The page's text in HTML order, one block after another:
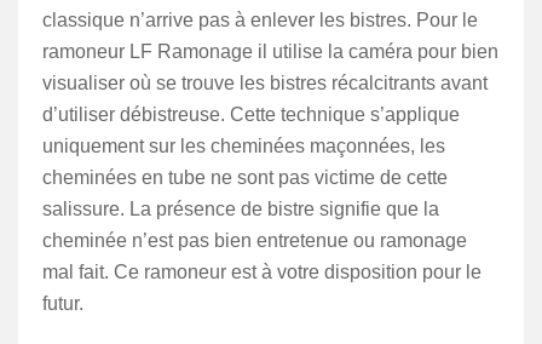
classique n’arrive pas à enlever les bistres. Pour le
ramoneur LF Ramonage il utilise la caméra pour bien
visualiser où se trouve les bistres récalcitrants avant
d’utiliser débistreuse. Cette technique s’applique
uniquement sur les cheminées maçonnées, les
cheminées en tube ne sont pas victime de cette
salissure. La présence de bistre signifie que la
cheminée n’est pas bien entretenue ou ramonage
mal fait. Ce ramoneur est à votre disposition pour le
futur.